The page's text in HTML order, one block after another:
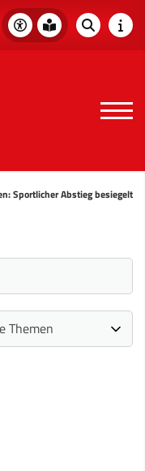
Sportlicher Abstieg besiegelt